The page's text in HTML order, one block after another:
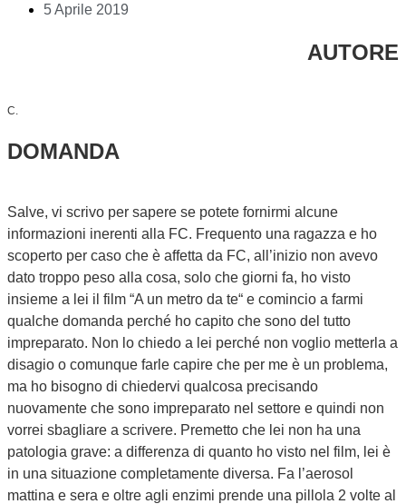
5 Aprile 2019
AUTORE
C.
DOMANDA
Salve, vi scrivo per sapere se potete fornirmi alcune
informazioni inerenti alla FC. Frequento una ragazza e ho
scoperto per caso che è affetta da FC, all’inizio non avevo
dato troppo peso alla cosa, solo che giorni fa, ho visto
insieme a lei il film “A un metro da te“ e comincio a farmi
qualche domanda perché ho capito che sono del tutto
impreparato. Non lo chiedo a lei perché non voglio metterla a
disagio o comunque farle capire che per me è un problema,
ma ho bisogno di chiedervi qualcosa precisando
nuovamente che sono impreparato nel settore e quindi non
vorrei sbagliare a scrivere. Premetto che lei non ha una
patologia grave: a differenza di quanto ho visto nel film, lei è
in una situazione completamente diversa. Fa l’aerosol
mattina e sera e oltre agli enzimi prende una pillola 2 volte al